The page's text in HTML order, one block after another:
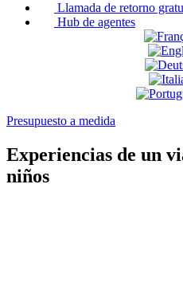
Llamada de retorno
Hub de agentes
Presupuesto a medida
Experiencias de un
niños